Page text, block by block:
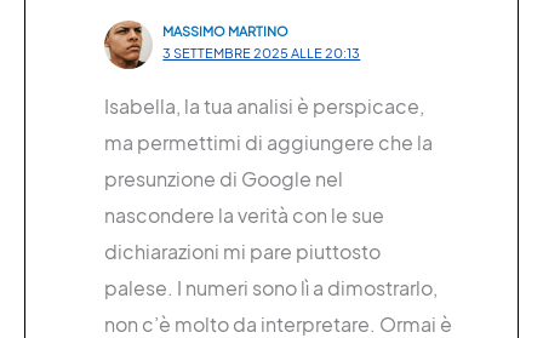
MASSIMO MARTINO
3 SETTEMBRE 2025 ALLE 20:13
Isabella, la tua analisi è perspicace,
ma permettimi di aggiungere che la
presunzione di Google nel
nascondere la verità con le sue
dichiarazioni mi pare piuttosto
palese. I numeri sono lì a dimostrarlo,
non c’è molto da interpretare. Ormai è